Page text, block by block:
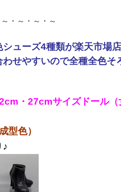
・～・～・～
ューズ4種類が楽天市場
せやすいので全種全色そ
・27cmサイズドール（
型色）
♪